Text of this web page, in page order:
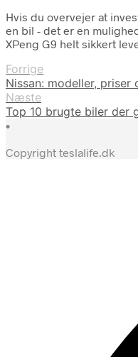
Hvis du overvejer at
en bil - det er en
XPeng G9 helt sikkert
Forrige
Nissan: modeller,
Næste
Top 10 brugte biler der
•
Copyright teslalife.dk